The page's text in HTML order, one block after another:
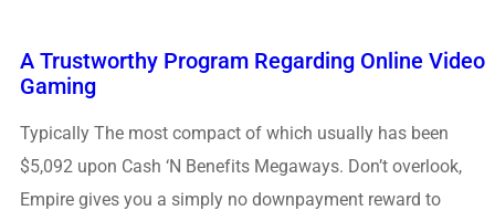
A Trustworthy Program Regarding Online Video
Gaming
Typically The most compact of which usually has been
$5,092 upon Cash ‘N Benefits Megaways. Don’t overlook,
Empire gives you a simply no downpayment reward to